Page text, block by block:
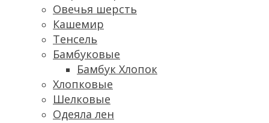
Овечья шерсть
Кашемир
Тенсель
Бамбуковые
Бамбук Хлопок
Хлопковые
Шелковые
Одеяла лен